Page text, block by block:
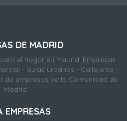
DE MADRID
el hogar en Madrid. Empresas
- Guías urbanas - Callejeros -
de empresas de la Comunidad de
Madrid
EMPRESAS